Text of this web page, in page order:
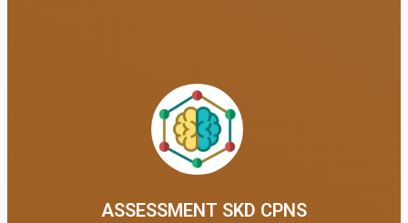
ASSESSMENT SKD CPNS